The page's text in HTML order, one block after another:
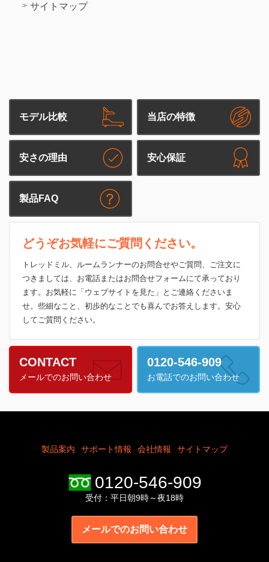
サイトマップ
モデル比較 当店の特徴
安さの理由 安心保証
製品FAQ
どうぞお気軽にご質問ください。
トレッドミル、ルームランナーのお問合せやご質問、ご注文に
つきましては、お電話またはお問合せフォームにて承っており
ます。お気軽に「ウェブサイトを見た」とご連絡くださいま
せ。些細なこと、初歩的なことでも喜んでお答えします。安心
してご質問ください。
CONTACT
メールでのお問い合わせ
0120-546-909
お電話でのお問い合わせ
製品案内 サポート情報 会社情報 サイトマップ
0120-546-909
受付：平日朝9時～夜18時
メールでのお問い合わせ